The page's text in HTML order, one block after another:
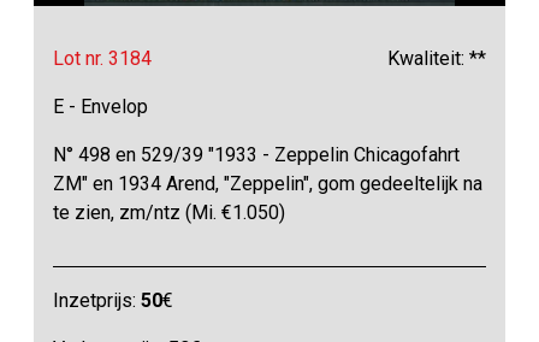
Lot nr. 3184 Kwaliteit: **
E - Envelop
N° 498 en 529/39 "1933 - Zeppelin Chicagofahrt
ZM" en 1934 Arend, "Zeppelin", gom gedeeltelijk na
te zien, zm/ntz (Mi. €1.050)
Inzetprijs:50€